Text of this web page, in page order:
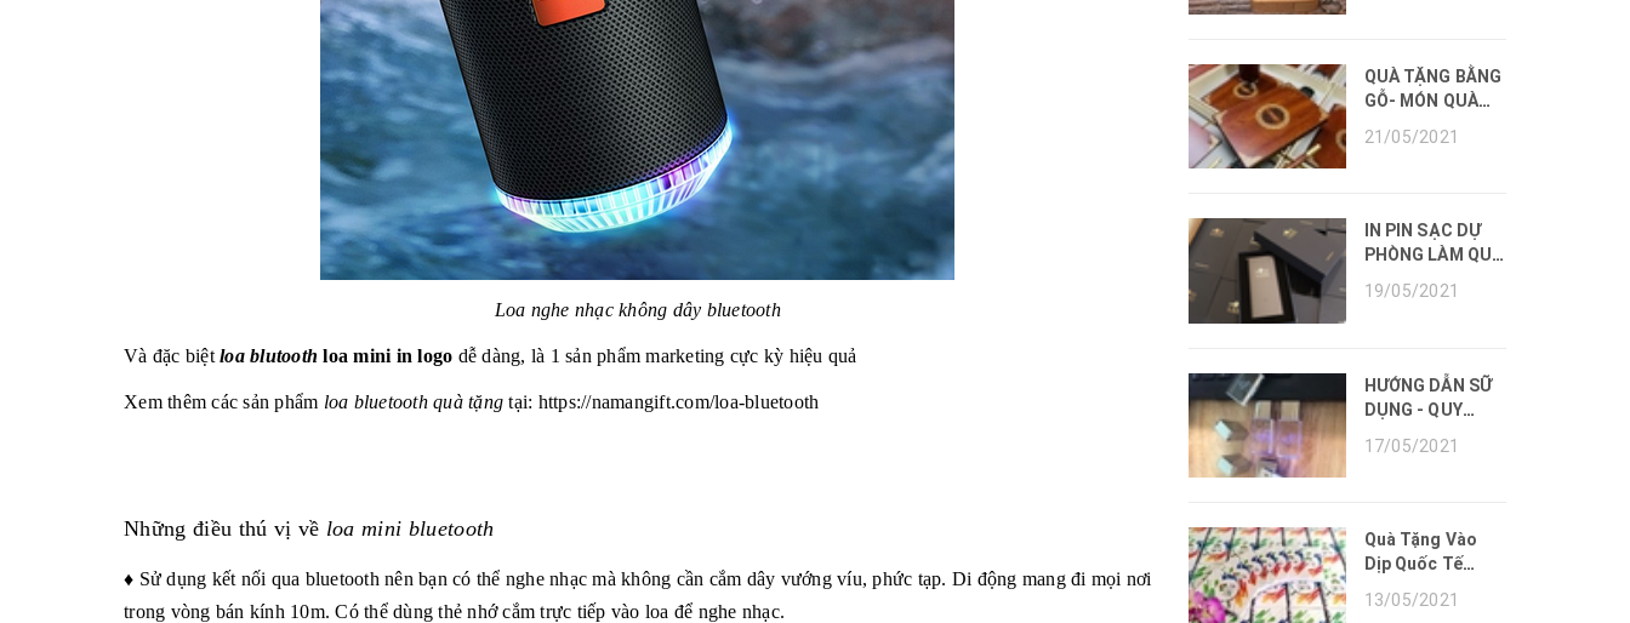
Loa nghe nhạc không dây bluetooth
Và đặc biệt loa blutooth loa mini in logo dễ dàng, là 1 sản phẩm marketing cực kỳ hiệu quả
Xem thêm các sản phẩm loa bluetooth quà tặng tại: https://namangift.com/loa-bluetooth
Những điều thú vị về loa mini bluetooth
♦ Sử dụng kết nối qua bluetooth nên bạn có thể nghe nhạc mà không cần cắm dây vướng víu, phức tạp. Di động mang đi mọi nơi
trong vòng bán kính 10m. Có thể dùng thẻ nhớ cắm trực tiếp vào loa để nghe nhạc.
QUÀ TẶNG BẰNG
GỖ- MÓN QUÀ
NGHIỆP THÂN
21/05/2021
IN PIN SẠC DỰ
PHÒNG LÀM QUÀ
PHÒNG CHÍNH
19/05/2021
HƯỚNG DẪN SỮ
DỤNG - QUY
HÀNH CÁC SẢN
CUNG CẤP
17/05/2021
Quà Tặng Vào
Dịp Quốc Tế
Thiếu Nhi
13/05/2021